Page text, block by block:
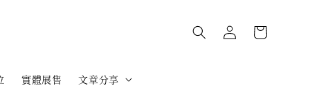
實體展售 文章分享